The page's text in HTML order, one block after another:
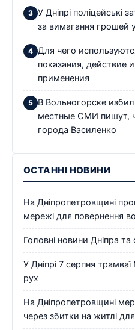
У Дніпрі поліцейські
за вимагання грошей
Для чего
показания, действие
применения
В Вольногорске
местные СМИ пишут,
города Василенко
ОСТАННІ НОВИНИ
На Дніпропетровщині
мережі для повернення
Головні новини Дніпра та
У Дніпрі 7 серпня
рух
На Дніпропетровщині
через збитки на житлі